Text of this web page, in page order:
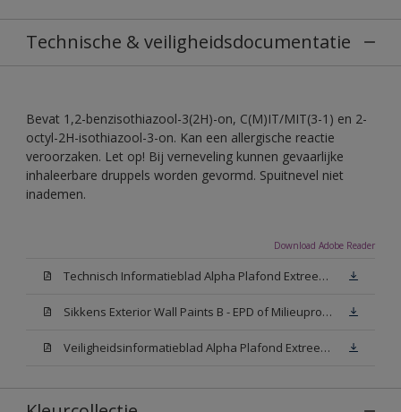
Technische & veiligheidsdocumentatie
Bevat 1,2-benzisothiazool-3(2H)-on, C(M)IT/MIT(3-1) en 2-
octyl-2H-isothiazool-3-on. Kan een allergische reactie
veroorzaken. Let op! Bij verneveling kunnen gevaarlijke
inhaleerbare druppels worden gevormd. Spuitnevel niet
inademen.
Download Adobe Reader
Technisch Informatieblad Alpha Plafond Extreem Mat (PDF)
Sikkens Exterior Wall Paints B - EPD of Milieuproductverklaring
Veiligheidsinformatieblad Alpha Plafond Extreem Mat White W05 (MSDS)